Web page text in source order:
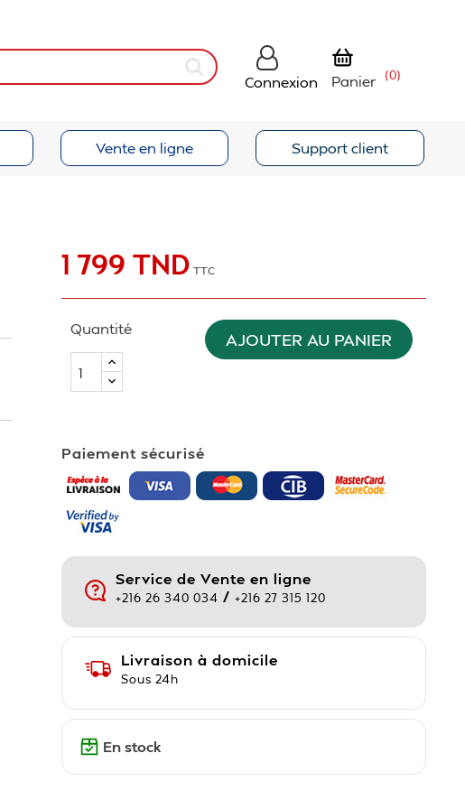
Connexion Panier (0)
Vente en ligne Support client
1 799 TND TTC
Quantité
AJOUTER AU PANIER
Paiement sécurisé
Service de Vente en ligne
+216 26 340 034 /+216 27 315 120
Livraison à domicile
Sous 24h
En stock